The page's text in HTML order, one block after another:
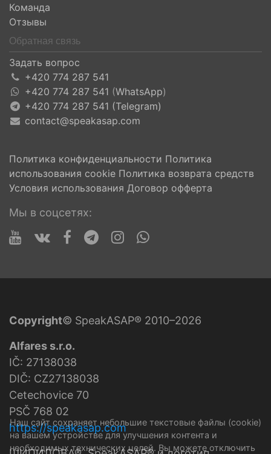
Команда
Отзывы
Обратная связь
Задать вопрос
+420 774 287 541
+420 774 287 541 (WhatsApp)
+420 774 287 541 (Telegram)
contact@speakasap.com
Политика конфиденциальности Политика
использования cookie Политика возврата средств
Условия использования Договор офферта
Мы в соцсетях:
Copyright© SpeakASAP® 2010–2026
Alfares s.r.o.
IČ: 27138038
DIČ: CZ27138038
Cetechovice 70
PSČ 768 02
https://speakasap.com
Наш сайт сохраняет небольшие текстовые файлы (cookie)
на вашем устройстве для улучшения контента и
необходимых технических целей. Вы можете отключить